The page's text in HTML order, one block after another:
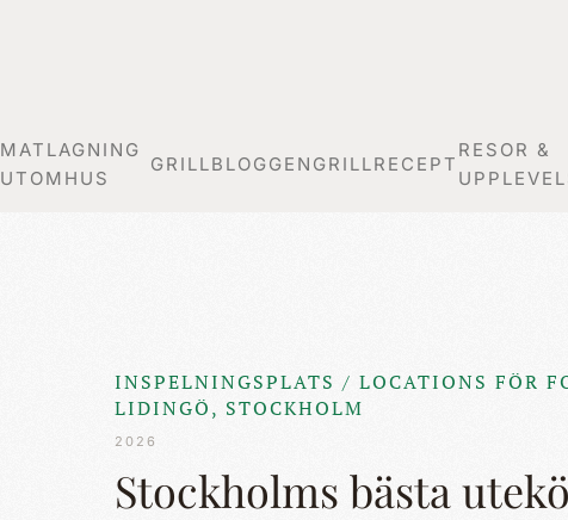
MATLAGNING
UTOMHUS
GRILLBLOGGEN GRILLRECEPT
RESOR &
INSPELNINGSPLATS / LOCATIONS FÖR
LIDINGÖ, STOCKHOLM
2026
Stockholms bästa